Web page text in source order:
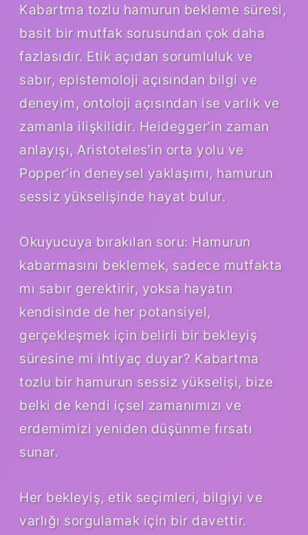
Kabartma tozlu hamurun bekleme süresi,
basit bir mutfak sorusundan çok daha
fazlasıdır. Etik açıdan sorumluluk ve
sabır, epistemoloji açısından bilgi ve
deneyim, ontoloji açısından ise varlık ve
zamanla ilişkilidir. Heidegger’in zaman
anlayışı, Aristoteles’in orta yolu ve
Popper’in deneysel yaklaşımı, hamurun
sessiz yükselişinde hayat bulur.
Okuyucuya bırakılan soru: Hamurun
kabarmasını beklemek, sadece mutfakta
mı sabır gerektirir, yoksa hayatın
kendisinde de her potansiyel,
gerçekleşmek için belirli bir bekleyiş
süresine mi ihtiyaç duyar? Kabartma
tozlu bir hamurun sessiz yükselişi, bize
belki de kendi içsel zamanımızı ve
erdemimizi yeniden düşünme fırsatı
sunar.
Her bekleyiş, etik seçimleri, bilgiyi ve
varlığı sorgulamak için bir davettir.